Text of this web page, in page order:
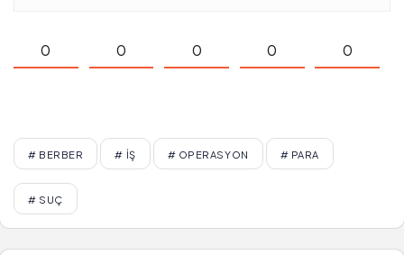
0 0 0 0 0
# BERBER # İŞ # OPERASYON # PARA
# SUÇ